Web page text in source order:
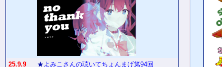
25.9.9 ★よみこさんの聴いてちょんまげ第94回